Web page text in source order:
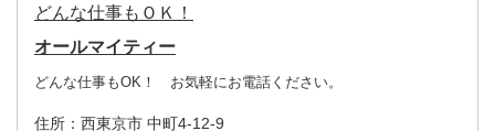
どんな仕事もＯＫ！
オールマイティー
どんな仕事もOK！ お気軽にお電話ください。
住所： 西東京市 中町4-12-9